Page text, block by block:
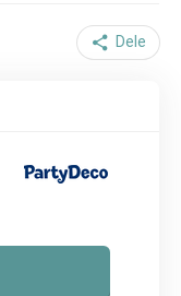
Dele